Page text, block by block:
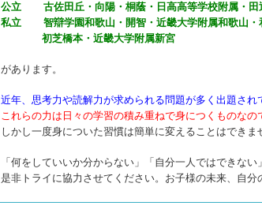
公立 古佐田丘・向陽・桐蔭・日高高等学校附属・田
私立 智辯学園和歌山・開智・近畿大学附属和歌山・
初芝橋本・近畿大学附属新宮
があります。
近年、思考力や読解力が求められる問題が多く出題され
これらの力は日々の学習の積み重ねで身につくものなの
しかし一度身についた習慣は簡単に変えることはできま
「何をしていいか分からない」「自分一人ではできな
是非トライに協力させてください。お子様の未来、自分